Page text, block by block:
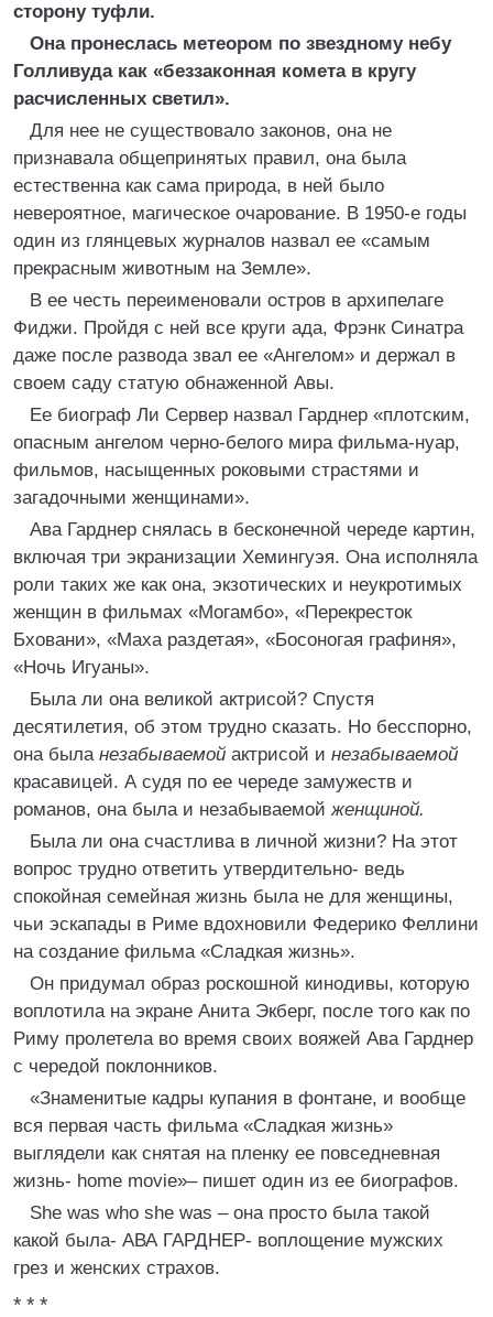
сторону туфли.
Она пронеслась метеором по звездному небу
Голливуда как «беззаконная комета в кругу
расчисленных светил».
Для нее не существовало законов, она не
признавала общепринятых правил, она была
естественна как сама природа, в ней было
невероятное, магическое очарование. В 1950-е годы
один из глянцевых журналов назвал ее «самым
прекрасным животным на Земле».
В ее честь переименовали остров в архипелаге
Фиджи. Пройдя с ней все круги ада, Фрэнк Синатра
даже после развода звал ее «Ангелом» и держал в
своем саду статую обнаженной Авы.
Ее биограф Ли Сервер назвал Гарднер «плотским,
опасным ангелом черно-белого мира фильма-нуар,
фильмов, насыщенных роковыми страстями и
загадочными женщинами».
Ава Гарднер снялась в бесконечной череде картин,
включая три экранизации Хемингуэя. Она исполняла
роли таких же как она, экзотических и неукротимых
женщин в фильмах «Могамбо», «Перекресток
Бховани», «Маха раздетая», «Босоногая графиня»,
«Ночь Игуаны».
Была ли она великой актрисой? Спустя
десятилетия, об этом трудно сказать. Но бесспорно,
она была незабываемой актрисой и незабываемой
красавицей. А судя по ее череде замужеств и
романов, она была и незабываемойженщиной.
Была ли она счастлива в личной жизни? На этот
вопрос трудно ответить утвердительно- ведь
спокойная семейная жизнь была не для женщины,
чьи эскапады в Риме вдохновили Федерико Феллини
на создание фильма «Сладкая жизнь».
Он придумал образ роскошной кинодивы, которую
воплотила на экране Анита Экберг, после того как по
Риму пролетела во время своих вояжей Ава Гарднер
с чередой поклонников.
«Знаменитые кадры купания в фонтане, и вообще
вся первая часть фильма «Сладкая жизнь»
выглядели как снятая на пленку ее повседневная
жизнь- home movie»– пишет один из ее биографов.
She was who she was – она просто была такой
какой была- АВА ГАРДНЕР- воплощение мужских
грез и женских страхов.
* * *